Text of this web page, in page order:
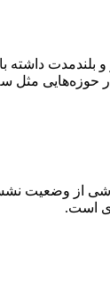
داشته
حوزه‌هایی
از وضعیت
است.